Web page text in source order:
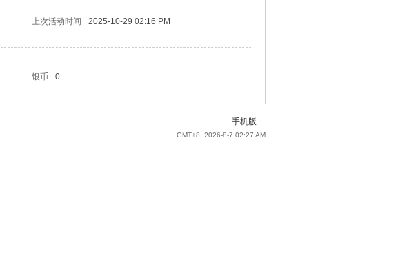
上次活动时间
2025-10-29 02:16 PM
银币 0
手机版
GMT+8, 2026-8-7 02:27 AM